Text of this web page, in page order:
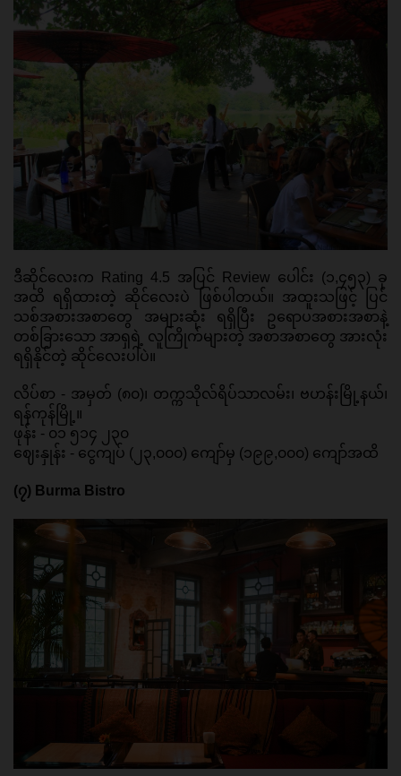
ဒီဆိုင်လေးက Rating 4.5 အပြင် Review ပေါင်း (၁,၄၅၃) ခု
အထိ ရရှိထားတဲ့ ဆိုင်လေးပဲ ဖြစ်ပါတယ်။ အထူးသဖြင့် ပြင်
သစ်အစားအစာတွေ အများဆုံး ရရှိပြီး ဥရောပအစားအစာနဲ့
တစ်ခြားသော အာရှရဲ့ လူကြိုက်များတဲ့ အစာအစာတွေ အားလုံး
ရရှိနိုင်တဲ့ ဆိုင်လေးပါပဲ။
လိပ်စာ - အမှတ် (၈၀)၊ တက္ကသိုလ်ရိပ်သာလမ်း၊ ဗဟန်းမြို့နယ်၊
ရန်ကုန်မြို့။
ဖုန်း - ၀၁ ၅၁၄ ၂၃၀
ဈေးနှုန်း - ငွေကျပ် (၂၃,၀၀၀) ကျော်မှ (၁၉၉,၀၀၀) ကျော်အထိ
(၇) Burma Bistro